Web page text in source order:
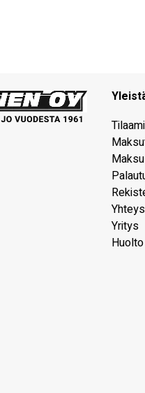
Yritys
Huolto